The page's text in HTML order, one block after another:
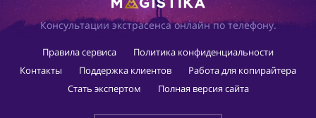
Консультации экстрасенса онлайн по телефону.
Правила сервиса
Политика конфиденциальности
Контакты
Поддержка клиентов
Работа для копирайтера
Стать экспертом
Полная версия сайта